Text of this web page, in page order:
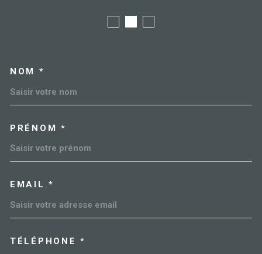
NOM *
PRÉNOM *
EMAIL *
TÉLÉPHONE *